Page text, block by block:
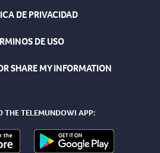
DE PRIVACIDAD
DE USO
SHARE MY INFORMATION
THE TELEMUNDOWI APP: